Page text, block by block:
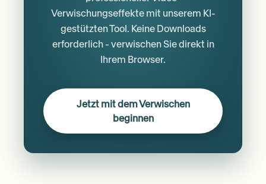
Verwischungseffekte mit unserem KI-
gestützten Tool. Keine Downloads
erforderlich - verwischen Sie direkt in
Ihrem Browser.
Jetzt mit dem Verwischen
beginnen